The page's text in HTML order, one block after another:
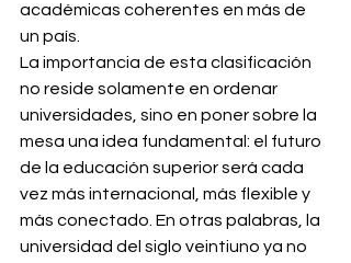
académicas coherentes en más de
un país.
La importancia de esta clasificación
no reside solamente en ordenar
universidades, sino en poner sobre la
mesa una idea fundamental: el futuro
de la educación superior será cada
vez más internacional, más flexible y
más conectado. En otras palabras, la
universidad del siglo veintiuno ya no